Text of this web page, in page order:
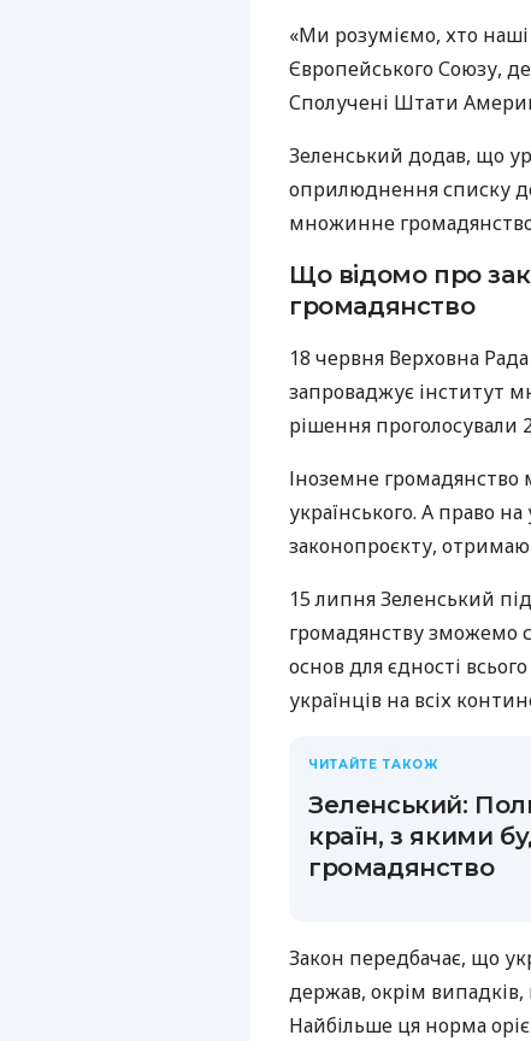
«Ми розуміємо, хто
Європейського Союзу,
Сполучені Штати
Зеленський додав, що
оприлюднення списку
множинне
Що відомо про
громадянство
18 червня Верховна
запроваджує інститут
рішення проголосували
Іноземне
українського. А право
законопроєкту,
15 липня Зеленський
громадянству зможемо
основ для єдності
українців на всіх
ЧИТАЙТЕ ТАКОЖ
Зеленський:
країн, з якими
громадянство
Закон передбачає, що
держав, окрім
Найбільше ця норма